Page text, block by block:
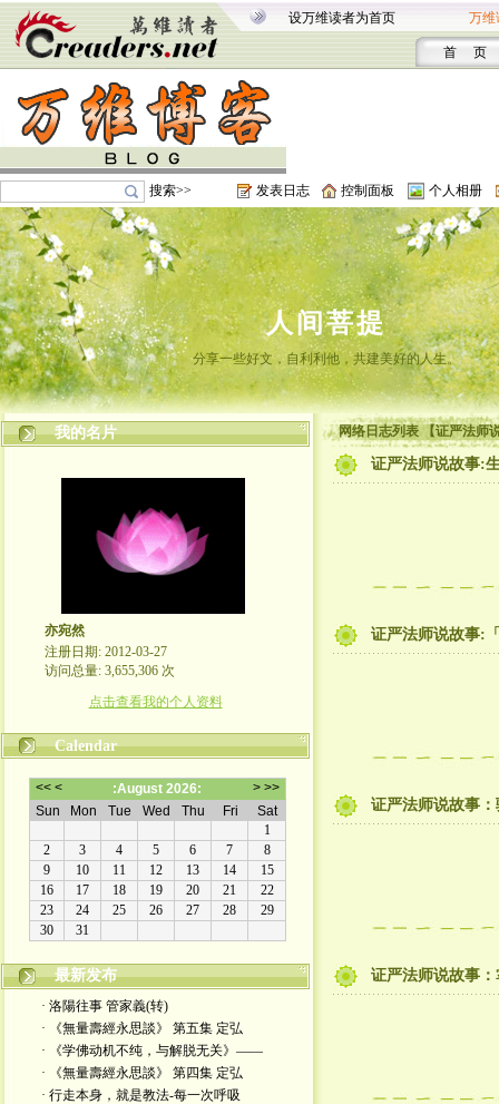
设万维读者为首页 万维
首 页
搜索>> 发表日志 控制面板 个人相册
人间菩提
分享一些好文，自利利他，共建美好的人生。
我的名片
亦宛然
注册日期: 2012-03-27
访问总量: 3,655,306 次
点击查看我的个人资料
Calendar
最新发布
· 洛陽往事 管家義(转)
· 《無量壽經永思談》 第五集 定弘
· 《学佛动机不纯，与解脱无关》——
· 《無量壽經永思談》 第四集 定弘
· 行走本身，就是教法-每一次呼吸
网络日志列表 【证严法师
证严法师说故事:
证严法师说故事:
证严法师说故事
证严法师说故事